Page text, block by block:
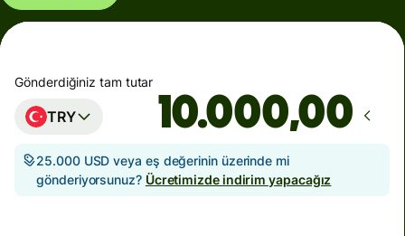
Gönderdiğiniz tam tutar
TRY ,00
25.000 USD veya eş değerinin üzerinde mi
gönderiyorsunuz? Ücretimizde indirim yapacağız